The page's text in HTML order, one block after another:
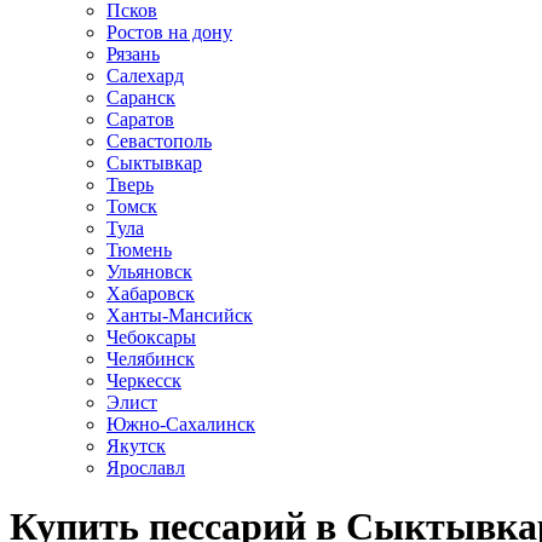
Псков
Ростов на дону
Рязань
Салехард
Саранск
Саратов
Севастополь
Сыктывкар
Тверь
Томск
Тула
Тюмень
Ульяновск
Хабаровск
Ханты-Мансийск
Чебоксары
Челябинск
Черкесск
Элист
Южно-Сахалинск
Якутск
Ярославл
Купить пессарий в